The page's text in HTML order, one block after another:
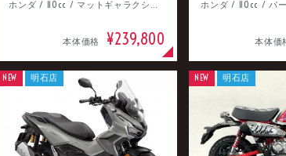
ホンダ / 110cc / マットギャラクシーブラックメタリック
本体価格 ¥239,800 本体価
NEW 明石店 NEW 明石店